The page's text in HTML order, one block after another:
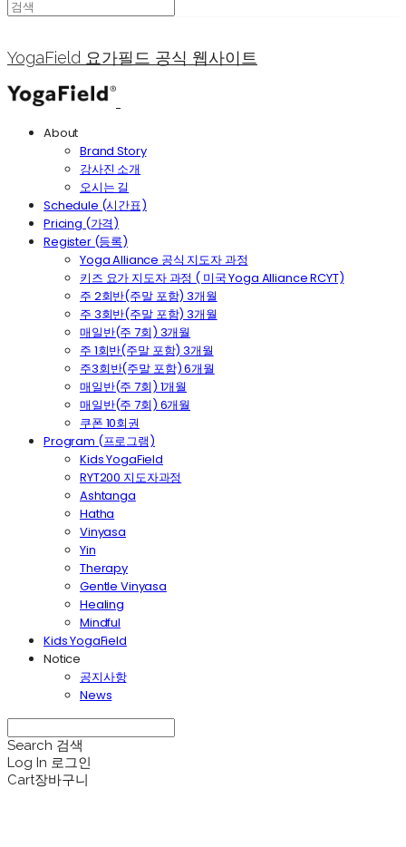
YogaField 요가필드 공식 웹사이트
About
Brand Story
강사진 소개
오시는 길
Schedule (시간표)
Pricing (가격)
Register (등록)
Yoga Alliance 공식 지도자 과정
키즈 요가 지도자 과정 ( 미국 Yoga Alliance RCYT)
주 2회반(주말 포함) 3개월
주 3회반(주말 포함) 3개월
매일반(주 7회) 3개월
주 1회반(주말 포함) 3개월
주3회반(주말 포함) 6개월
매일반(주 7회) 1개월
매일반(주 7회) 6개월
쿠폰 10회권
Program (프로그램)
Kids YogaField
RYT200 지도자과정
Ashtanga
Hatha
Vinyasa
Yin
Therapy
Gentle Vinyasa
Healing
Mindful
Kids YogaField
Notice
공지사항
News
Search 검색
Log In 로그인
Cart장바구니